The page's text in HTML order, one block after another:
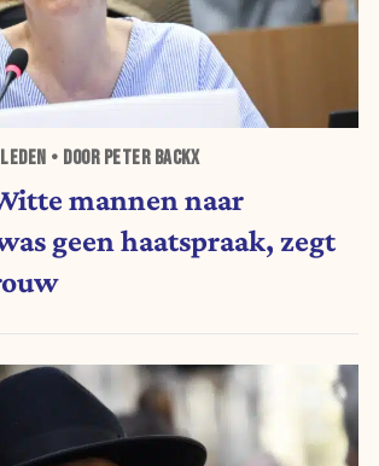
• DOOR PETER BACKX
mannen naar
geen haatspraak, zegt